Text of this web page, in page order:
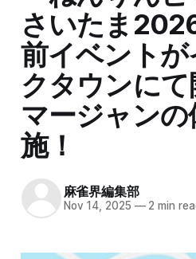
さいたま
前イベント
クタウンに
マージャン
施！
麻雀界編集部
Nov 14, 2025 —2 min